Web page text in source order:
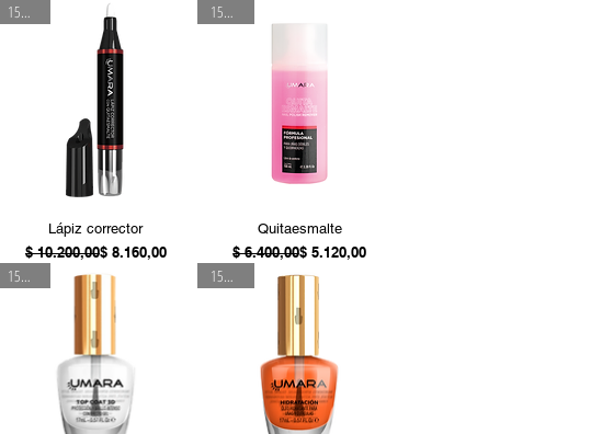
Vista rápida
15% OFF
Lápiz corrector
Precio
$ 10.200,00Precio de oferta
$ 8.160,00
Vista rápida
15% OFF
Quitaesmalte
Precio
$ 6.400,00Precio de oferta
$ 5.120,00
15% OFF 15% OFF